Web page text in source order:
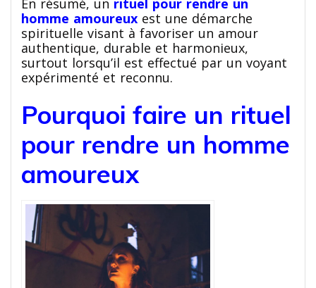
En résumé, un rituel pour rendre un
homme amoureux est une démarche
spirituelle visant à favoriser un amour
authentique, durable et harmonieux,
surtout lorsqu’il est effectué par un voyant
expérimenté et reconnu.
Pourquoi faire un rituel
pour rendre un homme
amoureux